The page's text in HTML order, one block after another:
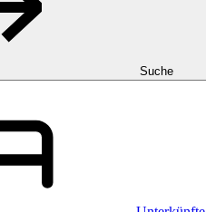
Suche